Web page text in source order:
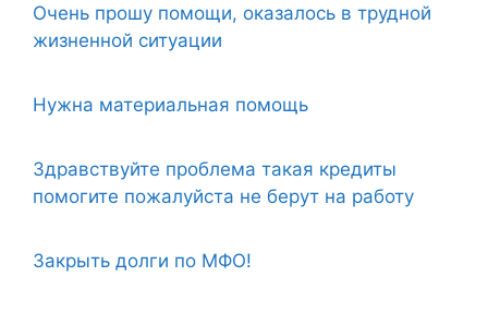
Очень прошу помощи, оказалось в трудной
жизненной ситуации
Нужна материальная помощь
Здравствуйте проблема такая кредиты
помогите пожалуйста не берут на работу
Закрыть долги по МФО!